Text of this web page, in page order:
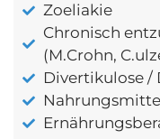
Zoeliakie
Chronisch
(M.Crohn,
Divertikulose /